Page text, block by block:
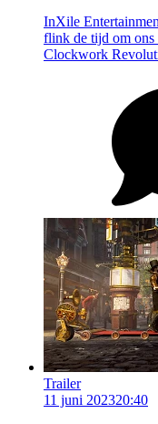
InXile
flink de tijd om ons
Clockwork
Trailer
11 juni 202320:40